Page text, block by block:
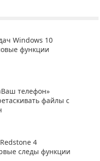
Windows 10
функции
телефон»
файлы с
4
следы функции